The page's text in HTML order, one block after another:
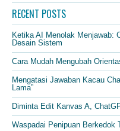
RECENT POSTS
Ketika AI Menolak Menjawab:
Desain Sistem
Cara Mudah Mengubah
Mengatasi Jawaban Kacau
Lama”
Diminta Edit Kanvas A,
Waspadai Penipuan Berkedok